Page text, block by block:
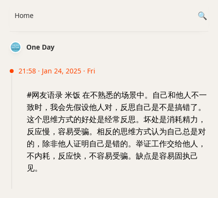
One Day
21:58 · Jan 24, 2025 · Fri
#网友语录 米饭 在不熟悉的场景中。自己和他人不一
致时，我会先假设他人对，反思自己是不是搞错了。
这个思维方式的好处是经常反思。坏处是消耗精力，
反应慢，容易受骗。相反的思维方式认为自己总是对
的，除非他人证明自己是错的。举证工作交给他人，
不内耗，反应快，不容易受骗。缺点是容易固执己
见。
Home